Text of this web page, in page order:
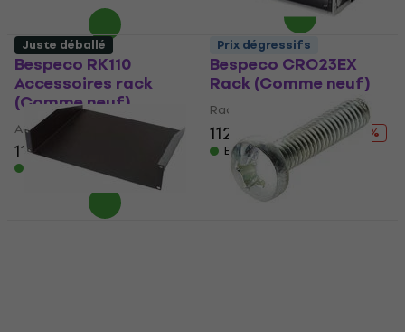
Bespeco RK110
Accessoires rack
(Comme neuf)
Accessoires rack
11,50 €
En stock
Bespeco CRO23EX
Rack (Comme neuf)
Rack
112 € 126,72 €
- 12 %
En stock
Juste déballé Prix dégressifs